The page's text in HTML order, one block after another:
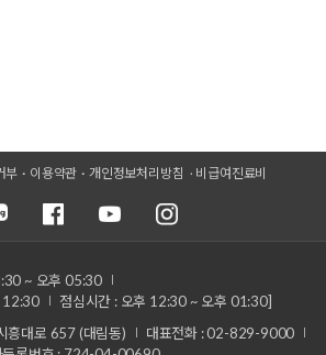
부 이용약관 개인정보처리방침 비급여진료비
~ 오후 05:30
12:30
점심시간 : 오후 12:30 ~ 오후 01:30]
흥대로 657 (대림동)
대표전화 : 02-829-9000